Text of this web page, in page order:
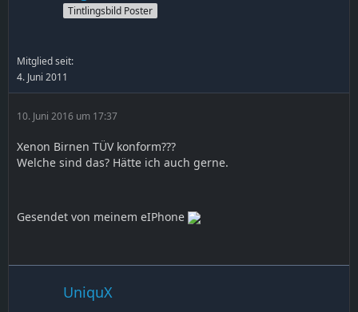
Tintlingsbild Poster
Mitglied seit:
4. Juni 2011
10. Juni 2016 um 17:37
Xenon Birnen TÜV konform???
Welche sind das? Hätte ich auch gerne.
Gesendet von meinem eIPhone
UniquX